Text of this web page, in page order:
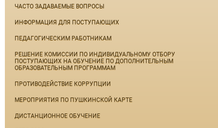
ЧАСТО ЗАДАВАЕМЫЕ ВОПРОСЫ
ИНФОРМАЦИЯ ДЛЯ ПОСТУПАЮЩИХ
ПЕДАГОГИЧЕСКИМ РАБОТНИКАМ
РЕШЕНИЕ КОМИССИИ ПО ИНДИВИДУАЛЬНОМУ ОТБОРУ
ПОСТУПАЮЩИХ НА ОБУЧЕНИЕ ПО ДОПОЛНИТЕЛЬНЫМ
ОБРАЗОВАТЕЛЬНЫМ ПРОГРАММАМ
ПРОТИВОДЕЙСТВИЕ КОРРУПЦИИ
МЕРОПРИЯТИЯ ПО ПУШКИНСКОЙ КАРТЕ
ДИСТАНЦИОННОЕ ОБУЧЕНИЕ